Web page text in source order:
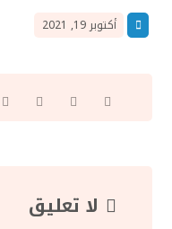
أكتوبر 19, 2021
لا تعليق